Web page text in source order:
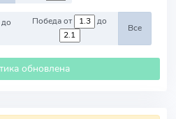
Победа от до
Все
обновлена